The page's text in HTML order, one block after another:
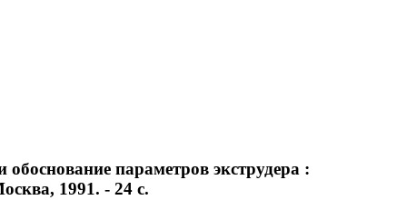
обоснование параметров экструдера :
1991. - 24 с.